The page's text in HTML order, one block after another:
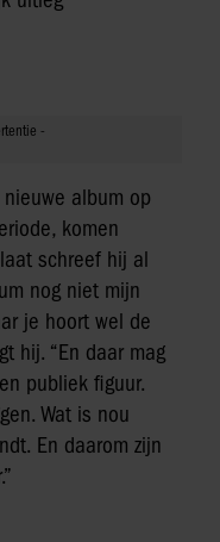
album op
komen
schreef hij al
nog niet mijn
je hoort wel de
hij. “En daar mag
publiek figuur.
Wat is nou
En daarom zijn